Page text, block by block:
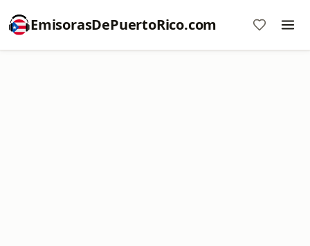
EmisorasDePuertoRico.com